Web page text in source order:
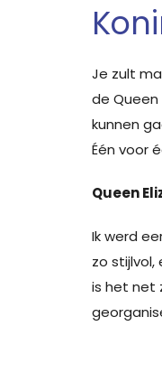
Je zult
de Queen
kunnen
Één voor
Queen
Ik werd
zo
is het net